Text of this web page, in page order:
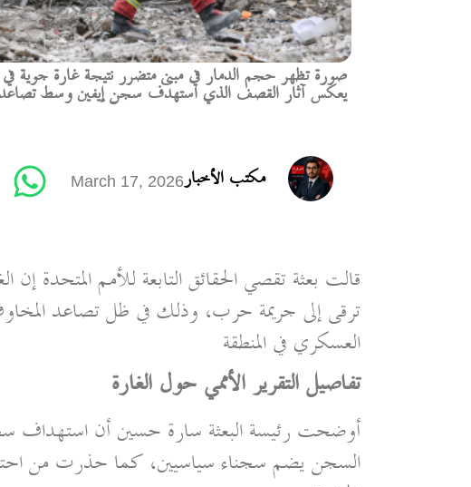
صورة تظهر حجم الدمار في مبنى متضرر نتيجة غارة جوية
يعكس آثار القصف الذي استهدف سجن إيفين وسط تصاعد
مكتب الأخبارMarch 17, 2026
قالت بعثة تقصي الحقائق التابعة للأمم المتحدة
ترقى إلى جريمة حرب، وذلك في ظل تصاعد
العسكري في المنطقة
تفاصيل التقرير الأممي حول الغارة
أوضحت رئيسة البعثة سارة حسين أن استهداف
السجن يضم سجناء سياسيين، كما حذرت من